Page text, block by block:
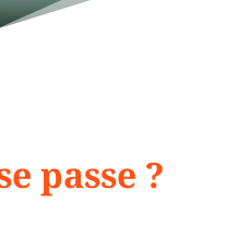
passe ?